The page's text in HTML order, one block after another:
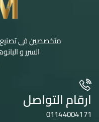
متخصصين فى تصنيع
السرر و
ارقام التواصل
01144004171